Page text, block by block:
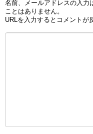
名前、メールアドレスの入力
ことはありません。
URLを入力するとコメントが